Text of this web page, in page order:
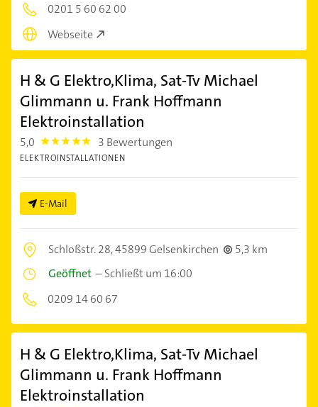
0201 5 60 62 00
Webseite
H & G Elektro,Klima, Sat-Tv Michael
Glimmann u. Frank Hoffmann
Elektroinstallation
5,0 5.0 3 Bewertungen
ELEKTROINSTALLATIONEN
E-Mail
Schloßstr. 28,45899 Gelsenkirchen
5,3 km
Geöffnet –Schließt um 16:00
0209 14 60 67
H & G Elektro,Klima, Sat-Tv Michael
Glimmann u. Frank Hoffmann
Elektroinstallation